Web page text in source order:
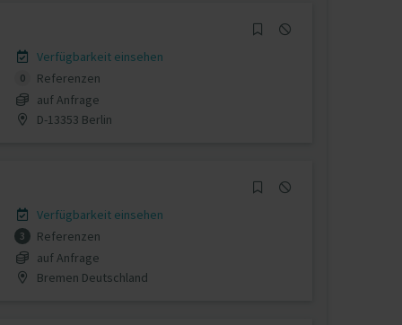
Verfügbarkeit einsehen
0
Referenzen
auf Anfrage
D-13353 Berlin
Verfügbarkeit einsehen
3
Referenzen
auf Anfrage
Bremen Deutschland